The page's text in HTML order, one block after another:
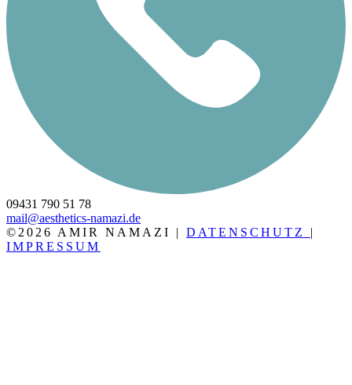
09431 790 51 78
mail@aesthetics-namazi.de
©2026 AMIR NAMAZI | DATENSCHUTZ |
IMPRESSUM